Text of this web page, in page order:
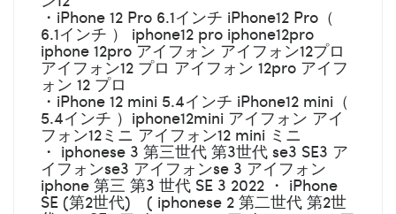
・iPhone 12 Pro 6.1インチ iPhone12 Pro（
6.1インチ ） iphone12 pro iphone12pro
iphone 12pro アイフォン アイフォン12プロ
アイフォン12 プロ アイフォン 12pro アイフ
ォン 12 プロ
・iPhone 12 mini 5.4インチ iPhone12 mini（
5.4インチ ）iphone12mini アイフォン アイ
フォン12ミニ アイフォン12 mini ミニ
・ iphonese 3 第三世代 第3世代 se3 SE3 ア
イフォンse3 アイフォンse 3 アイフォン
iphone 第三 第3 世代 SE 3 2022 ・ iPhone
SE (第2世代) ( iphonese 2 第二世代 第2世